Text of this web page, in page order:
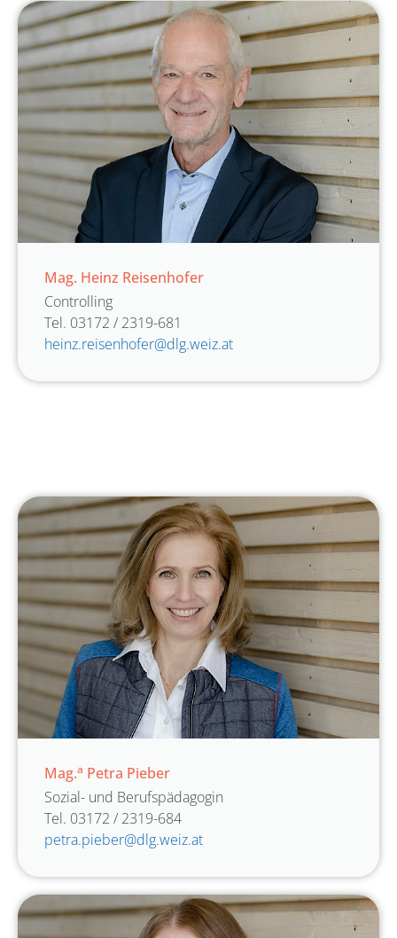
Mag. Heinz Reisenhofer
Controlling
Tel. 03172 / 2319-681
heinz.reisenhofer@dlg.weiz.at
Mag.a Petra Pieber
Sozial- und Berufspädagogin
Tel. 03172 / 2319-684
petra.pieber@dlg.weiz.at